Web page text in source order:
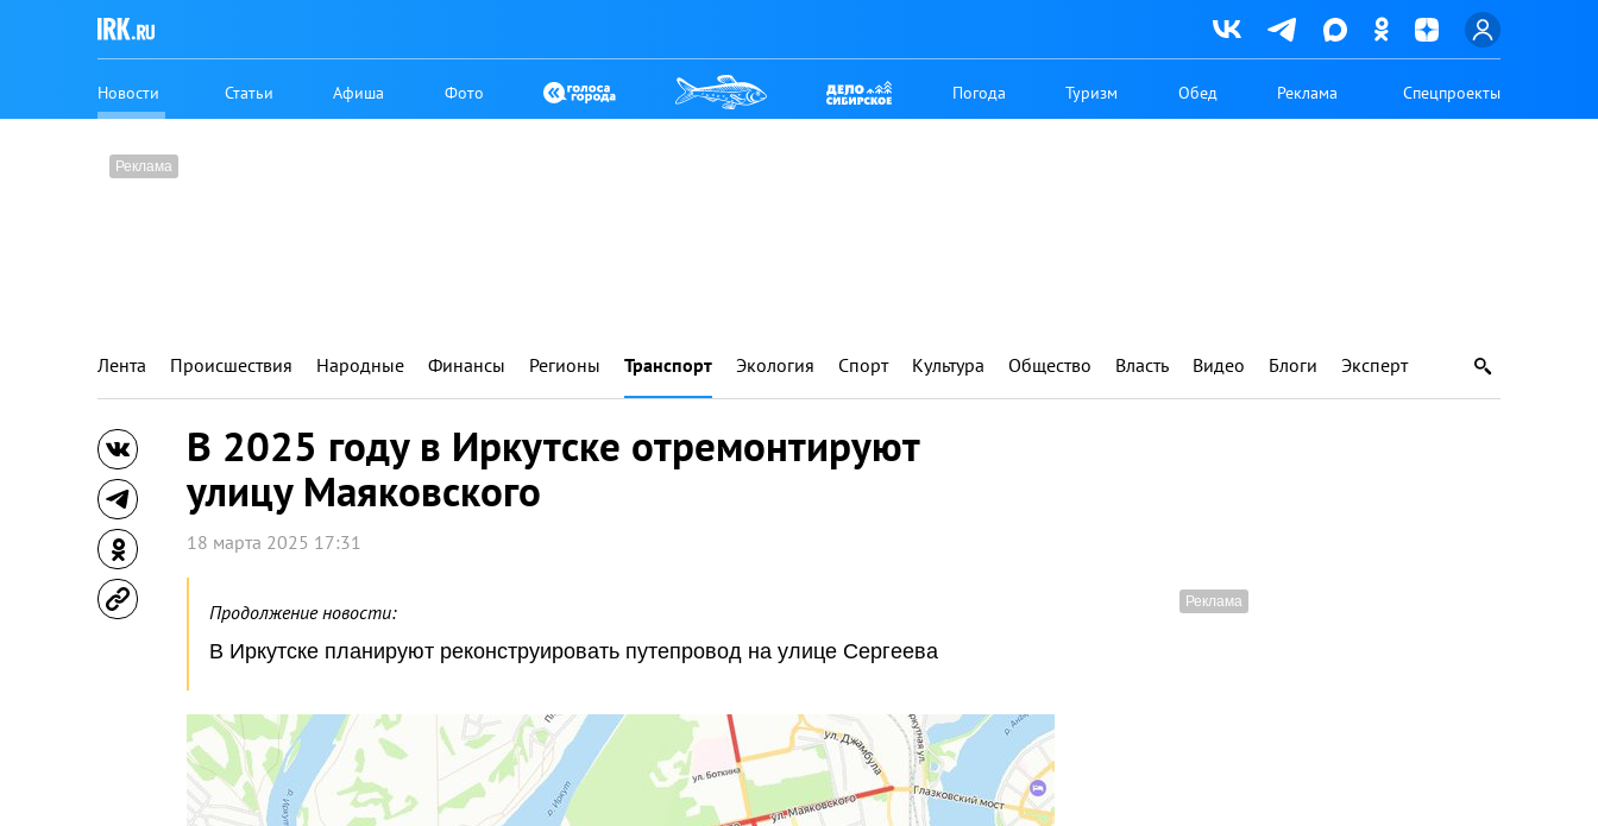
Новости Статьи Афиша Фото Погода Туризм Обед Реклама Спецпроекты
Лента Происшествия Народные Финансы Регионы Транспорт Экология Спорт Культура Общество Власть Видео Блоги Эксперт
В 2025 году в Иркутске отремонтируют
улицу Маяковского
18 марта 2025 17:31
Продолжение новости:
В Иркутске планируют реконструировать путепровод на улице Сергеева